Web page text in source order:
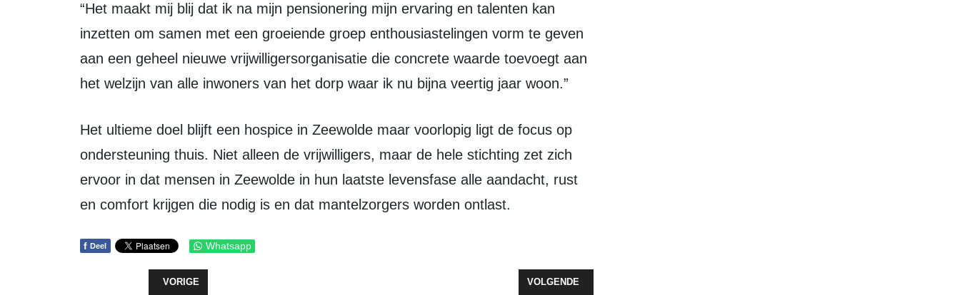
“Het maakt mij blij dat ik na mijn pensionering mijn ervaring en talenten kan
inzetten om samen met een groeiende groep enthousiastelingen vorm te geven
aan een geheel nieuwe vrijwilligersorganisatie die concrete waarde toevoegt aan
het welzijn van alle inwoners van het dorp waar ik nu bijna veertig jaar woon.”
Het ultieme doel blijft een hospice in Zeewolde maar voorlopig ligt de focus op
ondersteuning thuis. Niet alleen de vrijwilligers, maar de hele stichting zet zich
ervoor in dat mensen in Zeewolde in hun laatste levensfase alle aandacht, rust
en comfort krijgen die nodig is en dat mantelzorgers worden ontlast.
f Deel Whatsapp
VORIG ARTIKEL: VERRASSEND BOEIEND OPTREDEN VAN BETH EN FLO
VORIGE VOLGENDE ARTIKEL: KV WOLDERWIJD/DYZLE ORGANISEERT GLOW IN THE DARK
VOLGENDE